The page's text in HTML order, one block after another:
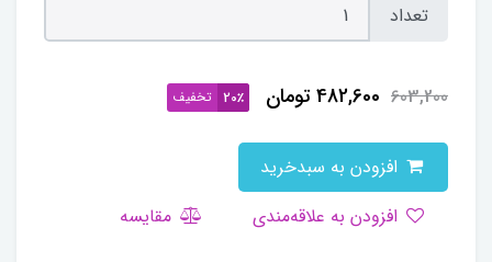
تعداد
603,200
482,600تومان 20٪ تخفیف
مقایسه